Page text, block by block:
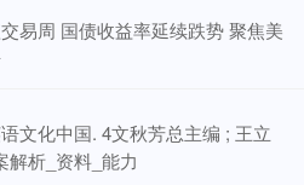
易周 国债收益率延续跌势 聚焦美
文化中国. 4文秋芳总主编 ; 王立
解析_资料_能力